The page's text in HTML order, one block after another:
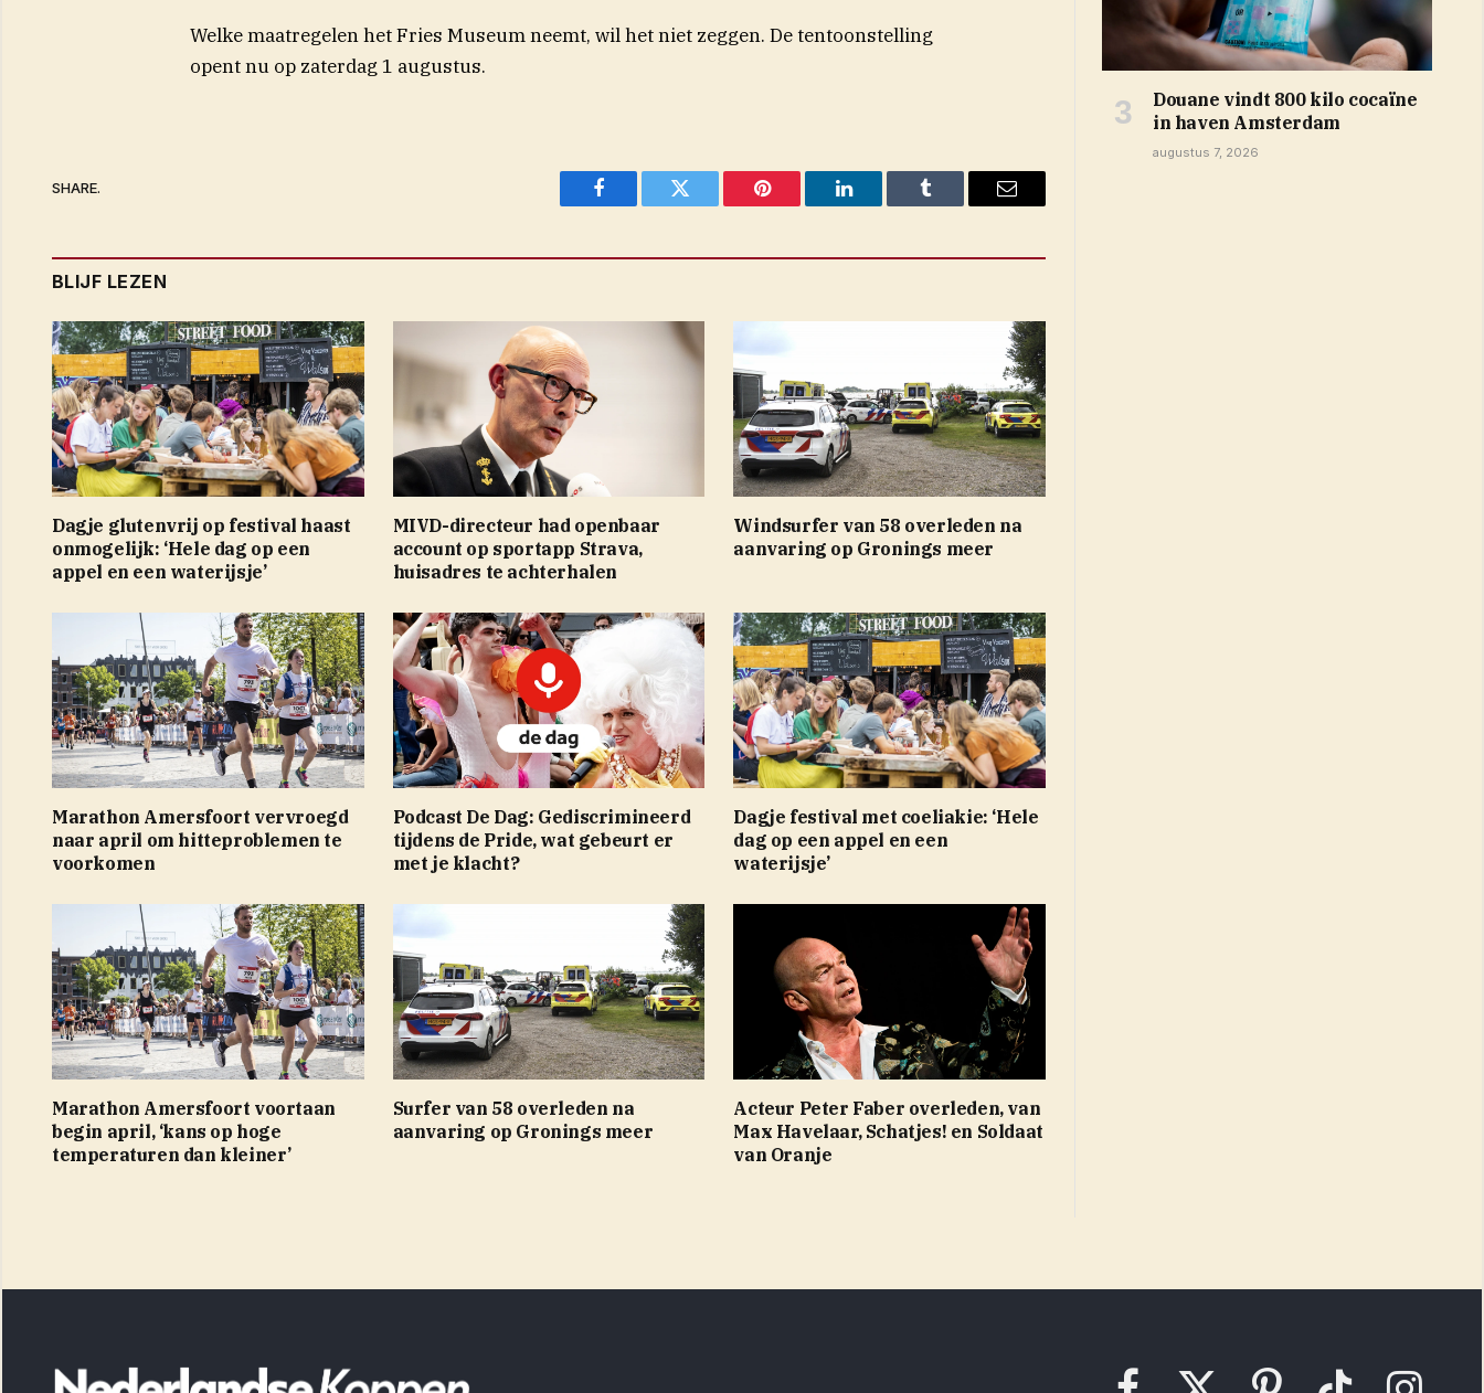
Welke maatregelen het Fries Museum neemt, wil het niet zeggen. De tentoonstelling
opent nu op zaterdag 1 augustus.
SHARE.
Facebook Twitter Pinterest LinkedIn Tumblr Email
BLIJF LEZEN
Dagje glutenvrij op festival haast
onmogelijk: ‘Hele dag op een
appel en een waterijsje’
MIVD-directeur had openbaar
account op sportapp Strava,
huisadres te achterhalen
Windsurfer van 58 overleden na
aanvaring op Gronings meer
Marathon Amersfoort vervroegd
naar april om hitteproblemen te
voorkomen
Podcast De Dag: Gediscrimineerd
tijdens de Pride, wat gebeurt er
met je klacht?
Dagje festival met coeliakie: ‘Hele
dag op een appel en een
waterijsje’
Marathon Amersfoort voortaan
begin april, ‘kans op hoge
temperaturen dan kleiner’
Surfer van 58 overleden na
aanvaring op Gronings meer
Acteur Peter Faber overleden, van
Max Havelaar, Schatjes! en Soldaat
van Oranje
Douane vindt 800 kilo cocaïne
in haven Amsterdam
augustus 7, 2026